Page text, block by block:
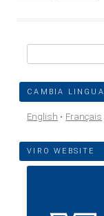
per:
CAMBIA LINGUA
English Français
VIRO WEBSITE